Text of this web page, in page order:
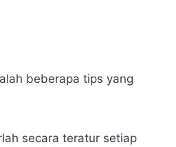
beberapa tips yang
secara teratur setiap